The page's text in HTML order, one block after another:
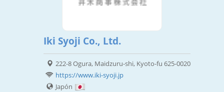
Iki Syoji Co., Ltd.
222-8 Ogura, Maidzuru-shi, Kyoto-fu 625-0020
https://www.iki-syoji.jp
Japón